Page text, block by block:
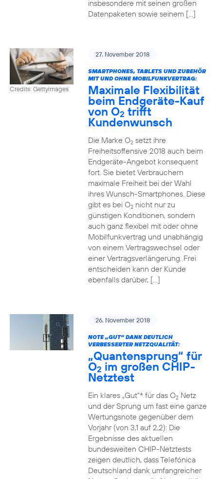
insbesondere mit seinen großen
Datenpaketen sowie seinem […]
Credits: Gettyimages
27. November 2018
SMARTPHONES, TABLETS UND ZUBEHÖR
MIT UND OHNE MOBILFUNKVERTRAG:
Maximale Flexibilität
beim Endgeräte-Kauf
von O2 trifft
Kundenwunsch
Die Marke O2setzt ihre
Freiheitsoffensive 2018 auch beim
Endgeräte-Angebot konsequent
fort. Sie bietet Verbrauchern
maximale Freiheit bei der Wahl
ihres Wunsch-Smartphones. Diese
gibt es bei O2nicht nur zu
günstigen Konditionen, sondern
auch ganz flexibel mit oder ohne
Mobilfunkvertrag und unabhängig
von einem Vertragswechsel oder
einer Vertragsverlängerung. Frei
entscheiden kann der Kunde
ebenfalls darüber, […]
26. November 2018
NOTE „GUT“ DANK DEUTLICH
VERBESSERTER NETZQUALITÄT:
„Quantensprung“ für
O2 im großen CHIP-
Netztest
Ein klares „Gut“* für das O2Netz
und der Sprung um fast eine ganze
Wertungsnote gegenüber dem
Vorjahr (von 3,1 auf 2,2): Die
Ergebnisse des aktuellen
bundesweiten CHIP-Netztests
zeigen deutlich, dass Telefónica
Deutschland dank umfangreicher